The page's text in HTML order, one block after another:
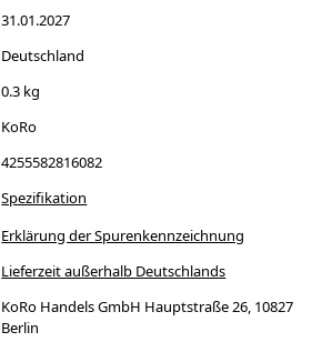
31.01.2027
Deutschland
0.3 kg
KoRo
4255582816082
Spezifikation
Erklärung der Spurenkennzeichnung
Lieferzeit außerhalb Deutschlands
KoRo Handels GmbH Hauptstraße 26, 10827
Berlin